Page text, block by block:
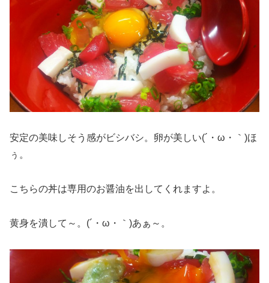
安定の美味しそう感がビシバシ。卵が美しい(´・ω・｀)ほ
ぅ。
こちらの丼は専用のお醤油を出してくれますよ。
黄身を潰して～。(´・ω・｀)あぁ～。